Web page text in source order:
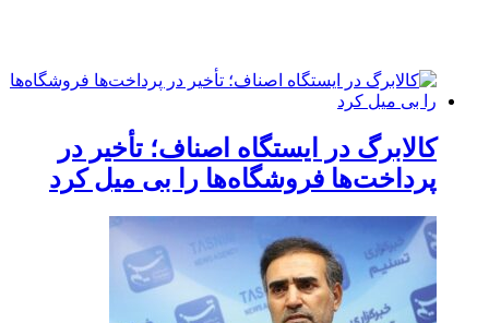
کالابرگ در ایستگاه اصناف؛ تأخیر در
پرداخت‌ها فروشگاه‌ها را بی میل کرد